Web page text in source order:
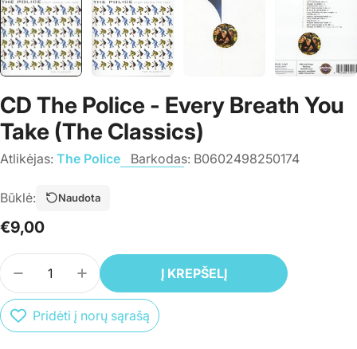
CD The Police - Every Breath You
Take (The Classics)
Atlikėjas: The Police Barkodas: B0602498250174
Būklė: Naudota
Įprasta
€9,00
Kiekis
SUMAŽINTI PREKĖS CD THE POLICE - EVERY
PADIDINTI PREKĖS CD THE POLICE -
Į KREPŠELĮ
Pridėti į norų sąrašą